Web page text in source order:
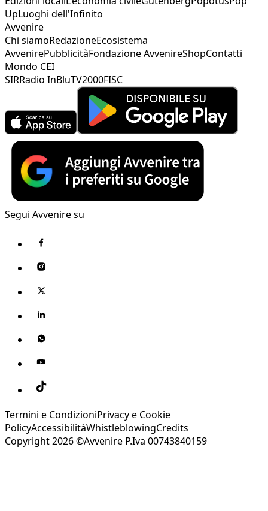
UpLuoghi dell'Infinito
Avvenire
Chi siamoRedazioneEcosistema
AvvenirePubblicitàFondazione AvvenireShopContatti
Mondo CEI
SIRRadio InBluTV2000FISC
Segui Avvenire su
Termini e CondizioniPrivacy e Cookie
PolicyAccessibilitàWhistleblowingCredits
Copyright 2026 ©Avvenire P.Iva 00743840159